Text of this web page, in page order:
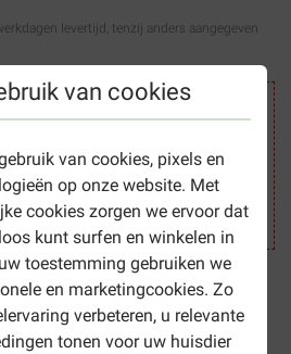
van cookies
van cookies, pixels en
op onze website. Met
cookies zorgen we ervoor dat
kunt surfen en winkelen in
toestemming gebruiken we
en marketingcookies. Zo
verbeteren, u relevante
tonen voor uw huisdier
levertijd, tenzij anders aangegeven
- 40 kg
doodt niet alleen de
die op een hond aanwezig
de eieren en larven van vlooien.